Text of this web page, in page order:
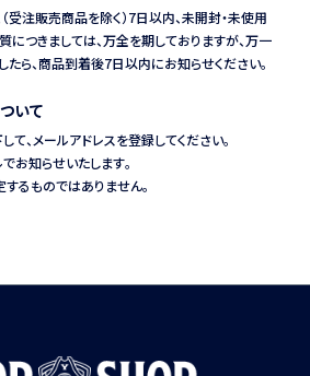
受注販売商品を除く）7日以内、未開封・未使用
につきましては、万全を期しておりますが、万一
たら、商品到着後7日以内にお知らせください。
いて
、メールアドレスを登録してください。
お知らせいたします。
るものではありません。